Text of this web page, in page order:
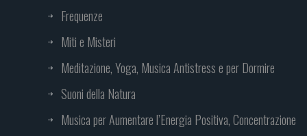
Frequenze
Miti e Misteri
Meditazione, Yoga, Musica Antistress e per Dormire
Suoni della Natura
Musica per Aumentare l’Energia Positiva, Concentrazione